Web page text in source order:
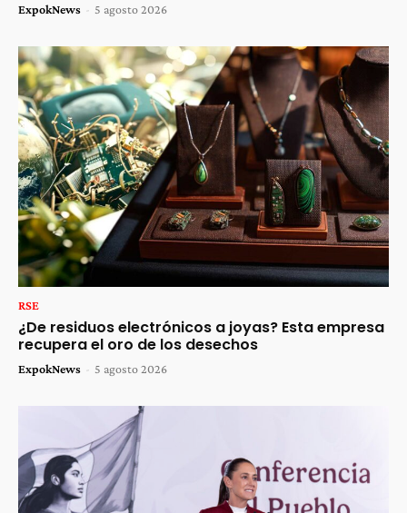
ExpokNews - 5 agosto 2026
RSE
¿De residuos electrónicos a joyas? Esta empresa
recupera el oro de los desechos
ExpokNews - 5 agosto 2026